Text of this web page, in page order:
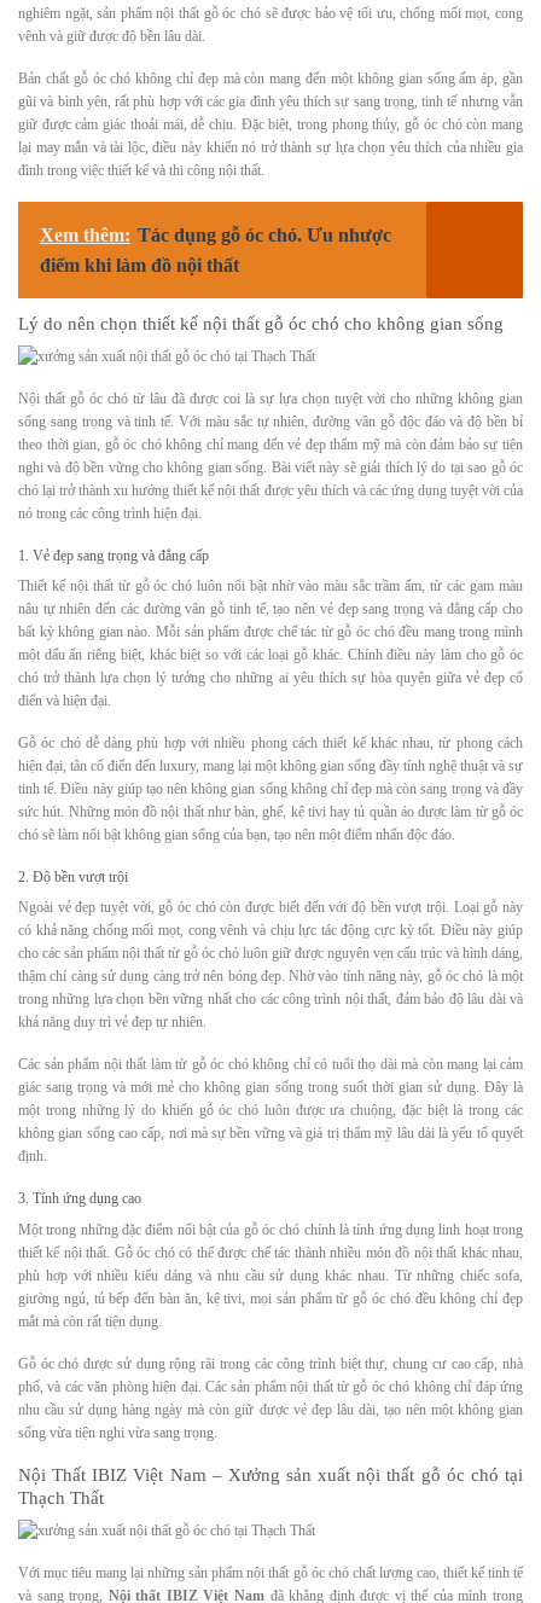
nghiêm ngặt, sản phẩm nội thất gỗ óc chó sẽ được bảo vệ tối ưu, chống mối mọt, cong
vênh và giữ được độ bền lâu dài.
Bản chất gỗ óc chó không chỉ đẹp mà còn mang đến một không gian sống ấm áp, gần
gũi và bình yên, rất phù hợp với các gia đình yêu thích sự sang trọng, tinh tế nhưng vẫn
giữ được cảm giác thoải mái, dễ chịu. Đặc biệt, trong phong thủy, gỗ óc chó còn mang
lại may mắn và tài lộc, điều này khiến nó trở thành sự lựa chọn yêu thích của nhiều gia
đình trong việc thiết kế và thi công nội thất.
Xem thêm: Tác dụng gỗ óc chó. Ưu nhược
điểm khi làm đồ nội thất
Lý do nên chọn thiết kế nội thất gỗ óc chó cho không gian sống
Nội thất gỗ óc chó từ lâu đã được coi là sự lựa chọn tuyệt vời cho những không gian
sống sang trọng và tinh tế. Với màu sắc tự nhiên, đường vân gỗ độc đáo và độ bền bỉ
theo thời gian, gỗ óc chó không chỉ mang đến vẻ đẹp thẩm mỹ mà còn đảm bảo sự tiện
nghi và độ bền vững cho không gian sống. Bài viết này sẽ giải thích lý do tại sao gỗ óc
chó lại trở thành xu hướng thiết kế nội thất được yêu thích và các ứng dụng tuyệt vời của
nó trong các công trình hiện đại.
1. Vẻ đẹp sang trọng và đẳng cấp
Thiết kế nội thất từ gỗ óc chó luôn nổi bật nhờ vào màu sắc trầm ấm, từ các gam màu
nâu tự nhiên đến các đường vân gỗ tinh tế, tạo nên vẻ đẹp sang trọng và đẳng cấp cho
bất kỳ không gian nào. Mỗi sản phẩm được chế tác từ gỗ óc chó đều mang trong mình
một dấu ấn riêng biệt, khác biệt so với các loại gỗ khác. Chính điều này làm cho gỗ óc
chó trở thành lựa chọn lý tưởng cho những ai yêu thích sự hòa quyện giữa vẻ đẹp cổ
điển và hiện đại.
Gỗ óc chó dễ dàng phù hợp với nhiều phong cách thiết kế khác nhau, từ phong cách
hiện đại, tân cổ điển đến luxury, mang lại một không gian sống đầy tính nghệ thuật và sự
tinh tế. Điều này giúp tạo nên không gian sống không chỉ đẹp mà còn sang trọng và đầy
sức hút. Những món đồ nội thất như bàn, ghế, kệ tivi hay tủ quần áo được làm từ gỗ óc
chó sẽ làm nổi bật không gian sống của bạn, tạo nên một điểm nhấn độc đáo.
2. Độ bền vượt trội
Ngoài vẻ đẹp tuyệt vời, gỗ óc chó còn được biết đến với độ bền vượt trội. Loại gỗ này
có khả năng chống mối mọt, cong vênh và chịu lực tác động cực kỳ tốt. Điều này giúp
cho các sản phẩm nội thất từ gỗ óc chó luôn giữ được nguyên vẹn cấu trúc và hình dáng,
thậm chí càng sử dụng càng trở nên bóng đẹp. Nhờ vào tính năng này, gỗ óc chó là một
trong những lựa chọn bền vững nhất cho các công trình nội thất, đảm bảo độ lâu dài và
khả năng duy trì vẻ đẹp tự nhiên.
Các sản phẩm nội thất làm từ gỗ óc chó không chỉ có tuổi thọ dài mà còn mang lại cảm
giác sang trọng và mới mẻ cho không gian sống trong suốt thời gian sử dụng. Đây là
một trong những lý do khiến gỗ óc chó luôn được ưa chuộng, đặc biệt là trong các
không gian sống cao cấp, nơi mà sự bền vững và giá trị thẩm mỹ lâu dài là yếu tố quyết
định.
3. Tính ứng dụng cao
Một trong những đặc điểm nổi bật của gỗ óc chó chính là tính ứng dụng linh hoạt trong
thiết kế nội thất. Gỗ óc chó có thể được chế tác thành nhiều món đồ nội thất khác nhau,
phù hợp với nhiều kiểu dáng và nhu cầu sử dụng khác nhau. Từ những chiếc sofa,
giường ngủ, tủ bếp đến bàn ăn, kệ tivi, mọi sản phẩm từ gỗ óc chó đều không chỉ đẹp
mắt mà còn rất tiện dụng.
Gỗ óc chó được sử dụng rộng rãi trong các công trình biệt thự, chung cư cao cấp, nhà
phố, và các văn phòng hiện đại. Các sản phẩm nội thất từ gỗ óc chó không chỉ đáp ứng
nhu cầu sử dụng hàng ngày mà còn giữ được vẻ đẹp lâu dài, tạo nên một không gian
sống vừa tiện nghi vừa sang trọng.
Nội Thất IBIZ Việt Nam – Xưởng sản xuất nội thất gỗ óc chó tại
Thạch Thất
Với mục tiêu mang lại những sản phẩm nội thất gỗ óc chó chất lượng cao, thiết kế tinh tế
và sang trọng, Nội thất IBIZ Việt Namđã khẳng định được vị thế của mình trong